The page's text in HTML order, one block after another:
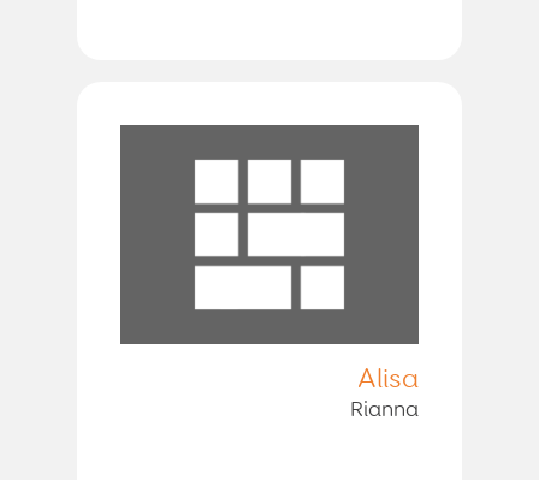
Alisa
Rianna